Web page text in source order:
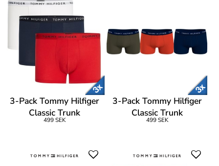
3-Pack Tommy Hilfiger
Classic Trunk
499 SEK
3-Pack Tommy Hilfiger
Classic Trunk
499 SEK